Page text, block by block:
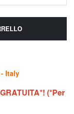
- Italy
(*Per